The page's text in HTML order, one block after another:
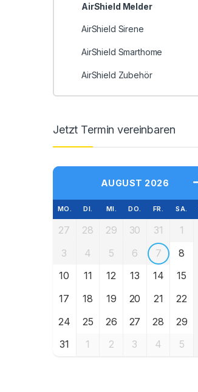
AirShield Melder
AirShield Sirene
AirShield Smarthome
AirShield Zubehör
Jetzt Termin vereinbaren
AUGUST 2026
MO. DI. MI. DO. FR. SA.
27 28 29 30 31 1
3
4 5 6 7 8
10
11 12 13 14 15
17
18 19 20 21 22
24
25 26 27 28 29
31
1 2 3 4 5